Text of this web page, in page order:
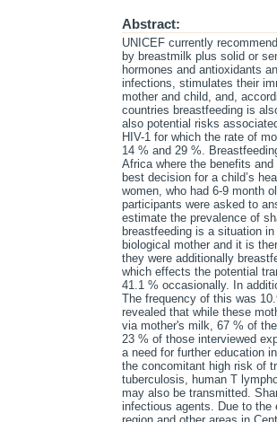
Abstract:
UNICEF currently
by breastmilk plus solid or
hormones and antioxidants
infections, stimulates their
mother and child, and,
countries breastfeeding is
also potential risks
HIV-1 for which the rate of
14 % and 29 %.
Africa where the benefits
best decision for a child’s
women, who had 6-9 month
participants were asked to
estimate the prevalence of
breastfeeding is a situation
biological mother and it is
they were additionally
which effects the potential
41.1 % occasionally. In
The frequency of this was
revealed that while these
via mother's milk, 67 % of
23 % of those interviewed
a need for further education
the concomitant high risk of
tuberculosis, human T
may also be transmitted.
infectious agents. Due to